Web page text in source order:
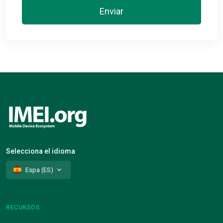
Enviar
Selecciona el idioma
Espa (ES)
RECURSOS